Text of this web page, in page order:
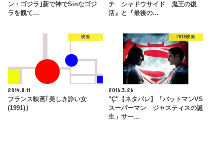
ン・ゴジラ｣新で神でSinなゴジ
ラを観て…
チ シャドウサイド 鬼王の復
活』と『最後の…
映画
2014.8.11
フランス映画｢美しき諍い女
(1991)｣
2016映画
2016.3.26
"Ç"【ネタバレ】「バットマンVS
スーパーマン ジャスティスの誕
生」サー…